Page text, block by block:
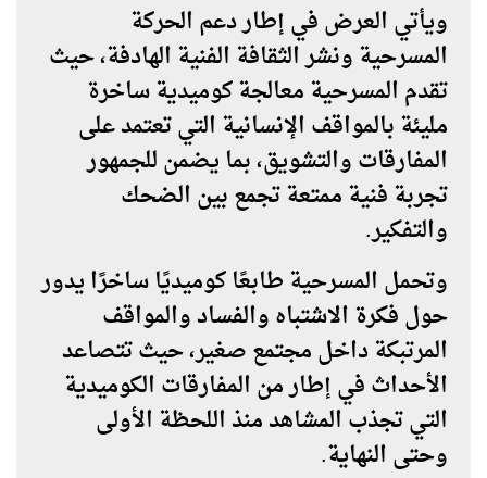
ويأتي العرض في إطار دعم الحركة
المسرحية ونشر الثقافة الفنية الهادفة، حيث
تقدم المسرحية معالجة كوميدية ساخرة
مليئة بالمواقف الإنسانية التي تعتمد على
المفارقات والتشويق، بما يضمن للجمهور
تجربة فنية ممتعة تجمع بين الضحك
والتفكير.
وتحمل المسرحية طابعًا كوميديًا ساخرًا يدور
حول فكرة الاشتباه والفساد والمواقف
المرتبكة داخل مجتمع صغير، حيث تتصاعد
الأحداث في إطار من المفارقات الكوميدية
التي تجذب المشاهد منذ اللحظة الأولى
وحتى النهاية.